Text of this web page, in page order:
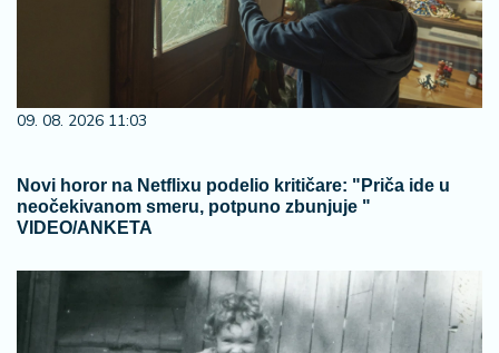
09. 08. 2026 11:03
Novi horor na Netflixu podelio kritičare: "Priča ide u
neočekivanom smeru, potpuno zbunjuje "
VIDEO/ANKETA